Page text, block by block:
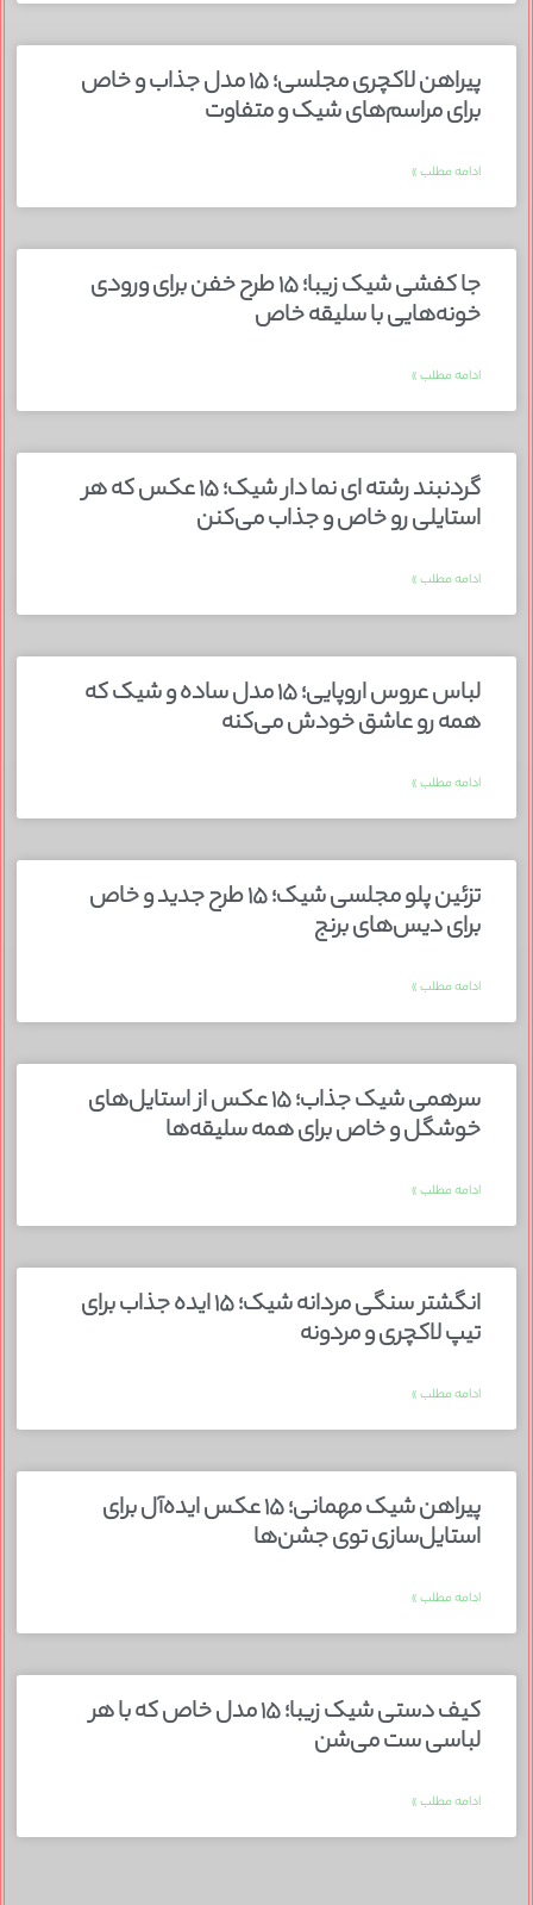
پیراهن لاکچری مجلسی؛ ۱۵ مدل جذاب و خاص
برای مراسم‌های شیک و متفاوت
ادامه مطلب »
جا کفشی شیک زیبا؛ ۱۵ طرح خفن برای ورودی
خونه‌هایی با سلیقه خاص
ادامه مطلب »
گردنبند رشته ای نما دار شیک؛ ۱۵ عکس که هر
استایلی رو خاص و جذاب می‌کنن
ادامه مطلب »
لباس عروس اروپایی؛ ۱۵ مدل ساده و شیک که
همه رو عاشق خودش می‌کنه
ادامه مطلب »
تزئین پلو مجلسی شیک؛ ۱۵ طرح جدید و خاص
برای دیس‌های برنج
ادامه مطلب »
سرهمی شیک جذاب؛ ۱۵ عکس از استایل‌های
خوشگل و خاص برای همه سلیقه‌ها
ادامه مطلب »
انگشتر سنگی مردانه شیک؛ ۱۵ ایده جذاب برای
تیپ لاکچری و مردونه
ادامه مطلب »
پیراهن شیک مهمانی؛ ۱۵ عکس ایده‌آل برای
استایل‌سازی توی جشن‌ها
ادامه مطلب »
کیف دستی شیک زیبا؛ ۱۵ مدل خاص که با هر
لباسی ست می‌شن
ادامه مطلب »